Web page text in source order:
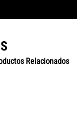
Relacionados